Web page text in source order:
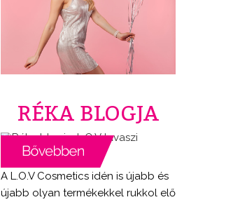
RÉKA BLOGJA
A L.O.V Cosmetics idén is újabb és
újabb olyan termékekkel rukkol elő